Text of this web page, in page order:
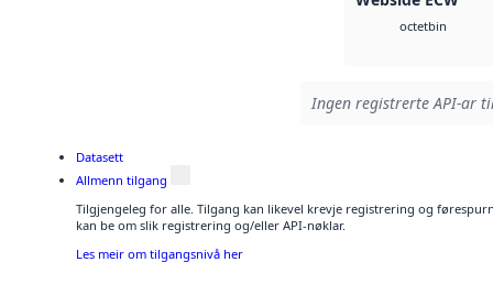
octetbin
Ingen registrerte API-ar
Datasett
Allmenn tilgang
Tilgjengeleg for alle. Tilgang kan likevel krevje registrering og
kan be om slik registrering og/eller API-nøklar.
Les meir om tilgangsnivå her